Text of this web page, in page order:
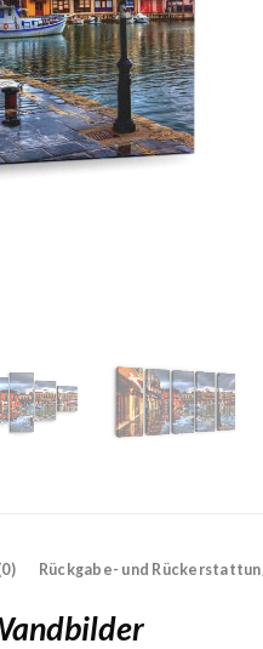
Rückgabe- und